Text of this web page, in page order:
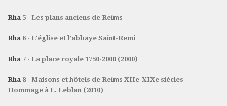
Rha 5 - Les plans anciens de Reims
Rha 6 - L’église et l’abbaye Saint-Remi
Rha 7 - La place royale 1750-2000 (2000)
Rha 8 - Maisons et hôtels de Reims XIIe-XIXe siècles
Hommage à E. Leblan (2010)